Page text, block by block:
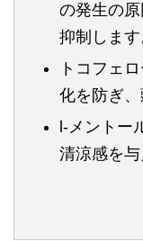
の発生の
抑制します
トコフェ
化を防ぎ、
l-メントー
清涼感を与